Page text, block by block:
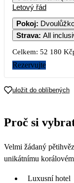
Letový řád
Pokoj:
Strava: All
Celkem: 52 180 Kč
Rezervujte
uložit do oblíbených
Proč si
Velmi žádaný
unikátnímu
Luxusní hotel